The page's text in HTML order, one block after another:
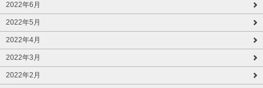
2022年6月
2022年5月
2022年4月
2022年3月
2022年2月